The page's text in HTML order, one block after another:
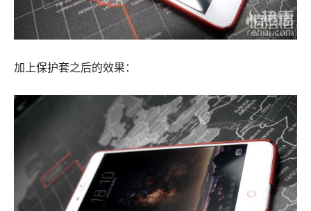
加上保护套之后的效果：